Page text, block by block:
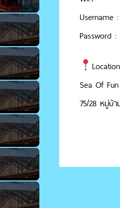
Username
Password :
Location
Sea Of
75/28 หมู่บ้า